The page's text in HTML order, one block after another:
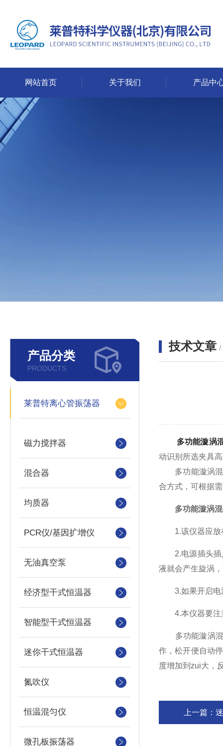
网站首页 关于我们 产品中
产品分类
PRODUCTS
莱普特离心管振荡器
磁力搅拌器
混合器
均质器
PCR仪/基因扩增仪
无油真空泵
经济型干式恒温器
智能型干式恒温器
迷你干式恒温器
氮吹仪
恒温混匀仪
微孔板振荡器
技术文章 /
多功能漩涡
动识别所选夹具
多功能漩涡混
合方式，可根据
多功能漩涡
1.该仪器应放在
2.电源插头插入
液就会产生旋涡
3.如果开启电源
4.本仪器要注意
多功能漩涡混合
作，松开便自动
度增加到zui大，
上一篇：